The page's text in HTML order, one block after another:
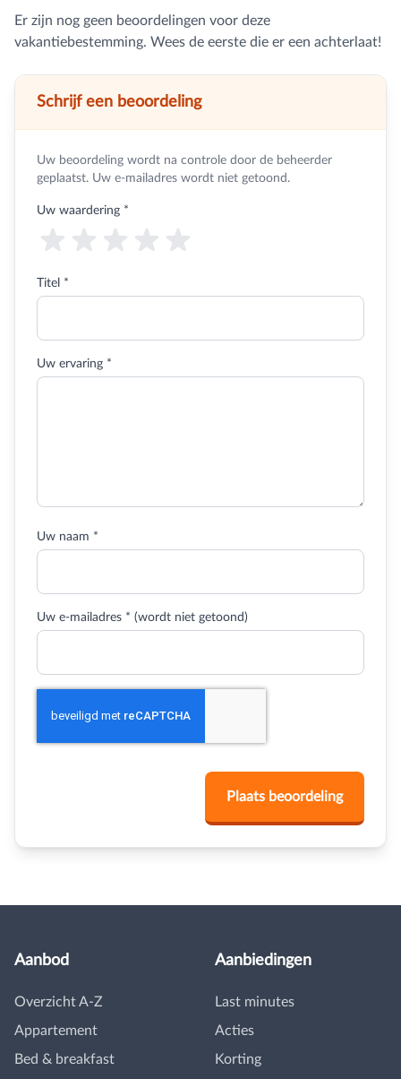
Er zijn nog geen beoordelingen voor deze
vakantiebestemming. Wees de eerste die er een achterlaat!
Schrijf een beoordeling
Uw beoordeling wordt na controle door de beheerder
geplaatst. Uw e-mailadres wordt niet getoond.
Uw waardering *
Titel *
Uw ervaring *
Uw naam *
Uw e-mailadres * (wordt niet getoond)
Aanbod
Overzicht A-Z
Appartement
Bed & breakfast
Aanbiedingen
Last minutes
Acties
Korting